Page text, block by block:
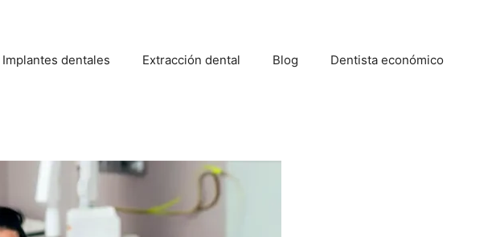
Implantes dentales Extracción dental Blog Dentista económico